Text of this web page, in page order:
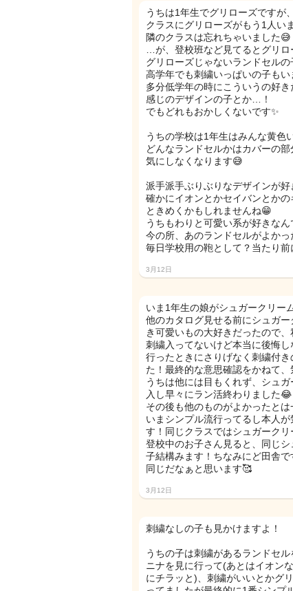
うちは1年生でグリローズですが
クラスにグリローズがもう1人い
隣のクラスは忘れちゃいました😅
…が、登校班など見てるとグリロ
グリローズじゃないランドセル
高学年でも刺繍いっぱいの子もい
多分低学年の時にこういうの好
感じのデザインの子とか…！
でもどれもおかしくないです✨
うちの学校は1年生はみんな黄色
どんなランドセルかはカバーの
気にしなくなります😅
派手派手ぶりぶりなデザインが好
確かにイオンとかセイバンとか
ときめくかもしれませんね😁
うちもわりと可愛い系が好きなん
今の所、あのランドセルがよかっ
毎日学校用の鞄として？当たり
3月12日
いま1年生の娘がシュガークリー
他のカタログ見せる前にシュガ
き可愛いもの大好きだったので
刺繍入ってないけど本当に後悔
行ったときにさりげなく刺繍付
た！最終的な意思確認をかねて
うちは他には目もくれず、シュ
入し早々にラン活終わりました😂
その後も他のものがよかったと
いまシンプル流行ってるし本人
す！同じクラスではシュガーク
登校中のお子さん見ると、同じ
子結構みます！ちなみにど田舎
同じだなぁと思います🥰
3月12日
刺繍なしの子も見かけますよ！
うちの子は刺繍があるランドセ
ニナを見に行って(あとはイオン
にチラッと)、刺繍がいいとかグ